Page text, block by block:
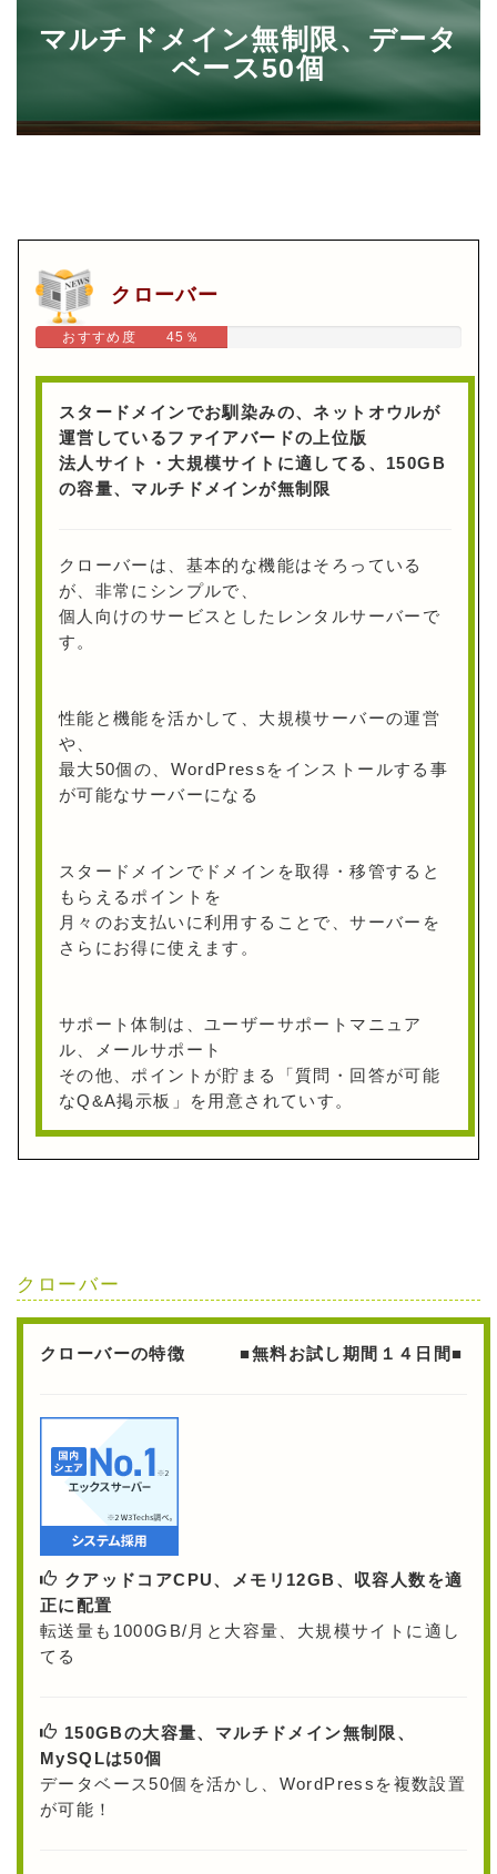
マルチドメイン無制限、データ
ベース50個
クローバー
おすすめ度 45％
スタードメインでお馴染みの、ネットオウルが
運営しているファイアバードの上位版
法人サイト・大規模サイトに適してる、150GB
の容量、マルチドメインが無制限
クローバーは、基本的な機能はそろっている
が、非常にシンプルで、
個人向けのサービスとしたレンタルサーバーで
す。
性能と機能を活かして、大規模サーバーの運営
や、
最大50個の、WordPressをインストールする事
が可能なサーバーになる
スタードメインでドメインを取得・移管すると
もらえるポイントを
月々のお支払いに利用することで、サーバーを
さらにお得に使えます。
サポート体制は、ユーザーサポートマニュア
ル、メールサポート
その他、ポイントが貯まる「質問・回答が可能
なQ&A掲示板」を用意されていす。
クローバー
クローバーの特徴 ■無料お試し期間１４日間■
クアッドコアCPU、メモリ12GB、収容人数を適
正に配置
転送量も1000GB/月と大容量、大規模サイトに適し
てる
150GBの大容量、マルチドメイン無制限、
MySQLは50個
データベース50個を活かし、WordPressを複数設置
が可能！